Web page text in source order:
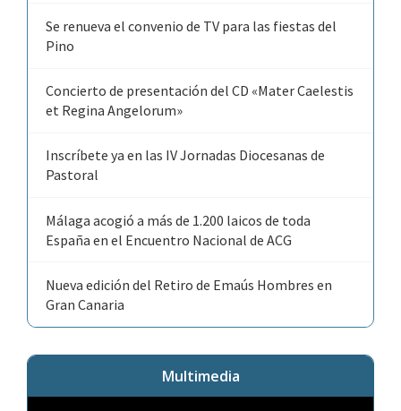
Se renueva el convenio de TV para las fiestas del
Pino
Concierto de presentación del CD «Mater Caelestis
et Regina Angelorum»
Inscríbete ya en las IV Jornadas Diocesanas de
Pastoral
Málaga acogió a más de 1.200 laicos de toda
España en el Encuentro Nacional de ACG
Nueva edición del Retiro de Emaús Hombres en
Gran Canaria
Multimedia